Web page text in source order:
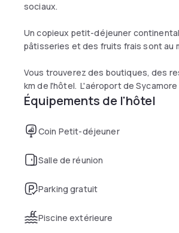
sociaux.
Un copieux petit-déjeuner
pâtisseries et des fruits frais sont au
Vous trouverez des boutiques, des
km de l'hôtel. L'aéroport de
Équipements de l'hôtel
Coin Petit-déjeuner
Salle de réunion
Parking gratuit
Piscine extérieure